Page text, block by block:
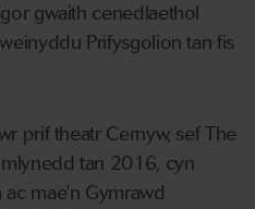
gwaith cenedlaethol
Prifysgolion tan fis
prif theatr Cernyw, sef The
tan 2016, cyn
mae'n Gymrawd